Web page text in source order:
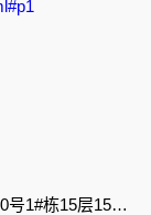
详细地址：广东广州市白云区石槎路聚源街50号1#栋15层1508室